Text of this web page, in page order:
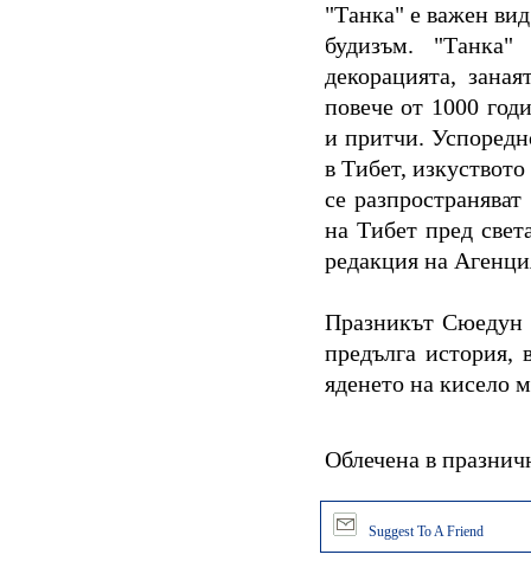
"Танка" е важен
будизъм. "Танка"
декорацията,
повече от 1000
и притчи.
в Тибет,
се
на Тибет пред
редакция на
Празникът Сюедун
предълга история,
яденето на кисело
Облечена в
Suggest To A Friend